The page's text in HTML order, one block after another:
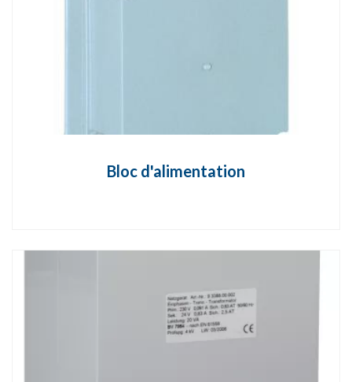
Bloc d'alimentation